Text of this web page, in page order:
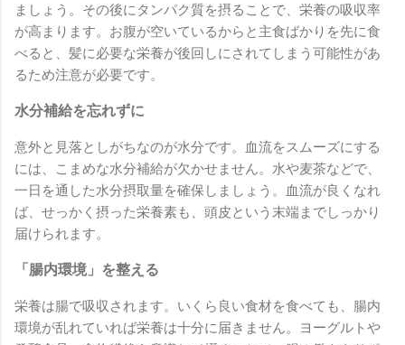
ましょう。その後にタンパク質を摂ることで、栄養の吸収率
が高まります。お腹が空いているからと主食ばかりを先に食
べると、髪に必要な栄養が後回しにされてしまう可能性があ
るため注意が必要です。
水分補給を忘れずに
意外と見落としがちなのが水分です。血流をスムーズにする
には、こまめな水分補給が欠かせません。水や麦茶などで、
一日を通した水分摂取量を確保しましょう。血流が良くなれ
ば、せっかく摂った栄養素も、頭皮という末端までしっかり
届けられます。
「腸内環境」を整える
栄養は腸で吸収されます。いくら良い食材を食べても、腸内
環境が乱れていれば栄養は十分に届きません。ヨーグルトや